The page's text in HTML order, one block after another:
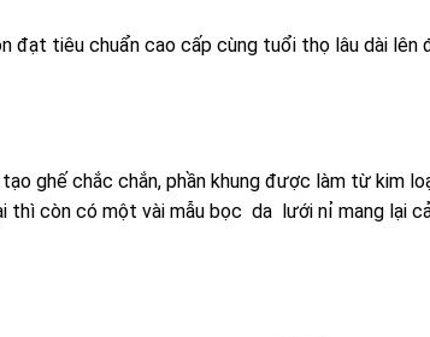
đạt tiêu chuẩn cao cấp cùng tuổi thọ lâu dài lên
ghế chắc chắn, phần khung được làm từ kim
thì còn có một vài mẫu bọc da lưới nỉ mang lại